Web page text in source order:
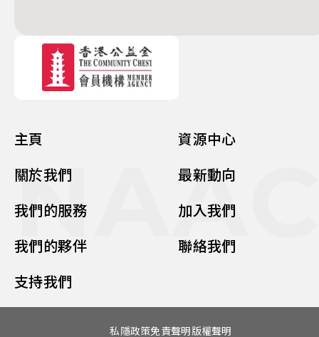
主頁
關於我們
我們的服務
我們的夥伴
支持我們
資源中心
最新動向
加入我們
聯絡我們
私隱政策免責聲明 版權聲明